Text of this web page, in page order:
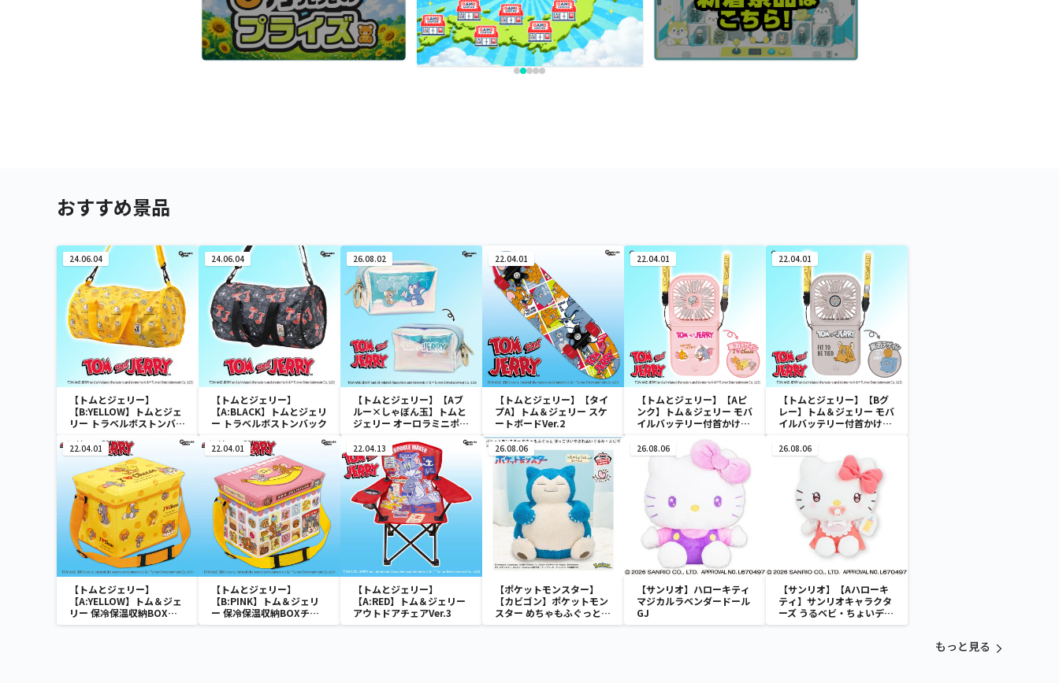
おすすめ景品
24.06.04
【トムとジェリー】
【B:YELLOW】トムとジェ
リー トラベルボストンバッ
24.06.04
【トムとジェリー】
【A:BLACK】トムとジェリ
ー トラベルボストンバック
26.08.02
【トムとジェリー】【Aブ
ルー×しゃぼん玉】トムと
ジェリー オーロラミニポー
22.04.01
【トムとジェリー】【タイ
プA】トム＆ジェリー スケ
ートボードVer.2
22.04.01
【トムとジェリー】【Aピ
ンク】トム＆ジェリー モバ
イルバッテリー付首かけフ
22.04.01
【トムとジェリー】【Bグ
レー】トム＆ジェリー モバ
イルバッテリー付首かけフ
22.04.01
【トムとジェリー】
【A:YELLOW】トム＆ジェ
リー 保冷保温収納BOXチ
ェア
22.04.01
【トムとジェリー】
【B:PINK】トム＆ジェリ
ー 保冷保温収納BOXチェ
ア
22.04.13
【トムとジェリー】
【A:RED】トム＆ジェリー
アウトドアチェアVer.3
26.08.06
【ポケットモンスター】
【カビゴン】ポケットモン
スター めちゃもふぐっと
ほっこりいやされぬいぐる
26.08.06
【サンリオ】ハローキティ
マジカルラベンダードール
GJ
26.08.06
【サンリオ】【Aハローキ
ティ】サンリオキャラクタ
ーズ うるベビ・ちょいデカ
ドール
もっと見る